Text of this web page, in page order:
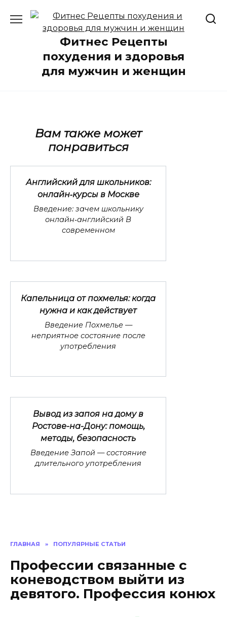
содержанию
Фитнес Рецепты
похудения и здоровья
для мужчин и женщин
ГЛАВНАЯ » ПОПУЛЯРНЫЕ СТАТЬИ
Профессии связанные с
коневодством выйти из
девятого. Профессия конюх
Вам также может
понравиться
Английский для школьников:
онлайн‑курсы в Москве
Введение: зачем школьнику
онлайн‑английский В
современном
Капельница от похмелья: когда
нужна и как действует
Введение Похмелье —
неприятное состояние после
употребления
Вывод из запоя на дому в
Ростове-на-Дону: помощь,
методы, безопасность
Введение Запой — состояние
длительного употребления